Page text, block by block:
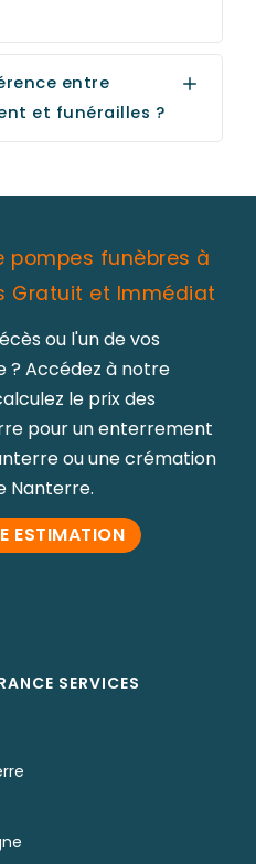
entre
et funérailles ?
pompes funèbres à
Gratuit et Immédiat
ou l'un de vos
? Accédez à notre
le prix des
pour un enterrement
ou une crémation
Nanterre.
ESTIMATION
SERVICES